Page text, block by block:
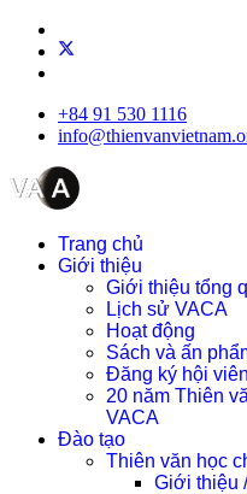
+84 91 530 1116
Trang chủ
Giới thiệu
Giới thiệu tổng
Lịch sử VACA
Hoạt động
Sách và ấn
Đăng ký hội
20 năm Thiên
VACA
Đào tạo
Thiên văn học
Giới thiệu